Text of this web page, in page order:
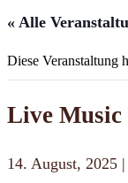
« Alle
Diese Veranstaltung
Live
14. August, 2025